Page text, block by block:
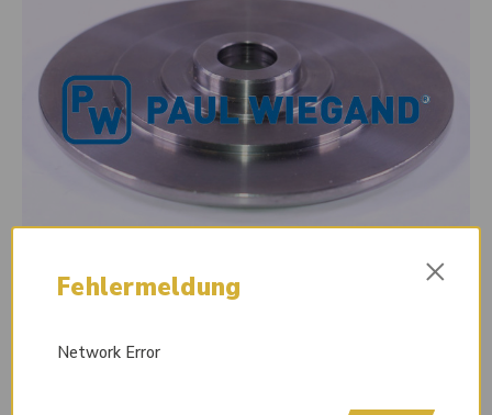
Fehlermeldung ×
Network Error